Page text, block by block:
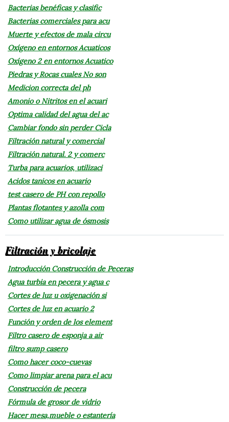
Bacterias benéficas y clasific
Bacterias comerciales para acu
Muerte y efectos de mala circu
Oxígeno en entornos Acuaticos
Oxígeno 2 en entornos Acuatico
Piedras y Rocas cuales No son
Medicion correcta del ph
Amonio o Nitritos en el acuari
Optima calidad del agua del ac
Cambiar fondo sin perder Cicla
Filtración natural y comercial
Filtración natural. 2 y comerc
Turba para acuarios, utilizaci
Acidos tanicos en acuario
test casero de PH con repollo
Plantas flotantes y azolla com
Como utilizar agua de ósmosis
Filtración y bricolaje
Introducción Construcción de Peceras
Agua turbia en pecera y agua c
Cortes de luz u oxigenación si
Cortes de luz en acuario 2
Función y orden de los element
Filtro casero de esponja a air
filtro sump casero
Como hacer coco-cuevas
Como limpiar arena para el acu
Construcción de pecera
Fórmula de grosor de vidrio
Hacer mesa,mueble o estantería